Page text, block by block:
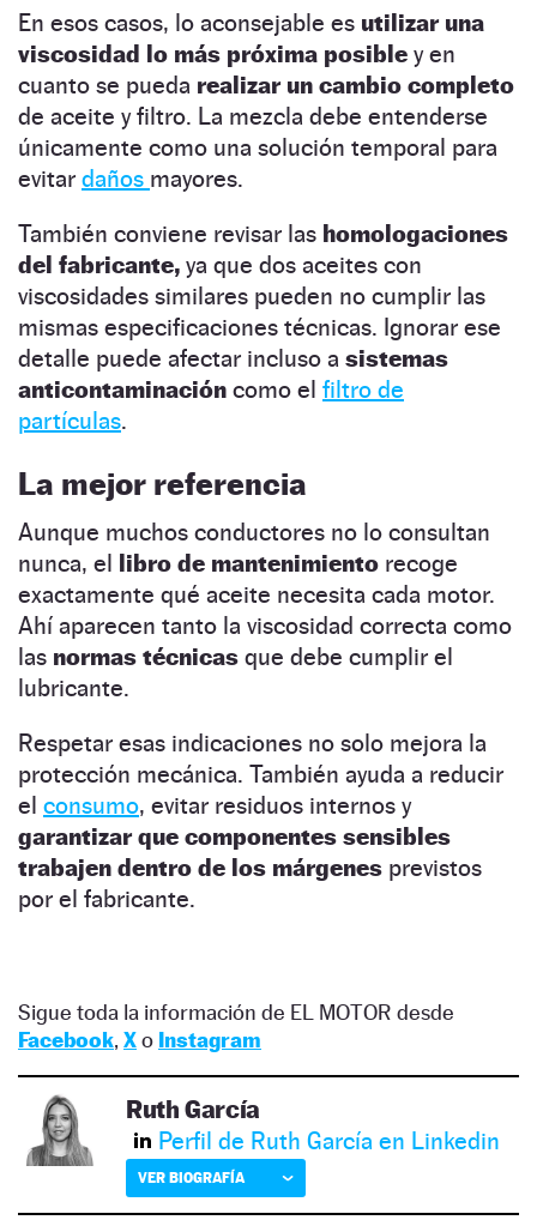
En esos casos, lo aconsejable es utilizar una
viscosidad lo más próxima posible y en
cuanto se pueda realizar un cambio completo
de aceite y filtro. La mezcla debe entenderse
únicamente como una solución temporal para
evitar daños mayores.
También conviene revisar las homologaciones
del fabricante, ya que dos aceites con
viscosidades similares pueden no cumplir las
mismas especificaciones técnicas. Ignorar ese
detalle puede afectar incluso a sistemas
anticontaminación como el filtro de
partículas.
La mejor referencia
Aunque muchos conductores no lo consultan
nunca, el
libro de mantenimiento recoge
exactamente qué aceite necesita cada motor.
Ahí aparecen tanto la viscosidad correcta como
las normas técnicas que debe cumplir el
lubricante.
Respetar esas indicaciones no solo mejora la
protección mecánica. También ayuda a reducir
el consumo, evitar residuos internos y
garantizar que componentes sensibles
trabajen dentro de los márgenes previstos
por el fabricante.
Sigue toda la información de EL MOTOR desde
Facebook, Xo Instagram
Ruth García
Perfil de Ruth García en Linkedin
VER BIOGRAFÍA